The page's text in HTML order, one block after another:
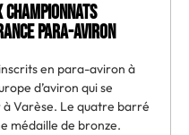
para-aviron
en para-aviron à
d’aviron qui se
Varèse. Le quatre barré
médaille de bronze.